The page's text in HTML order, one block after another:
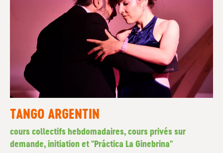
TANGO ARGENTIN
cours collectifs hebdomadaires, cours privés sur
demande, initiation et "Práctica La Ginebrina"